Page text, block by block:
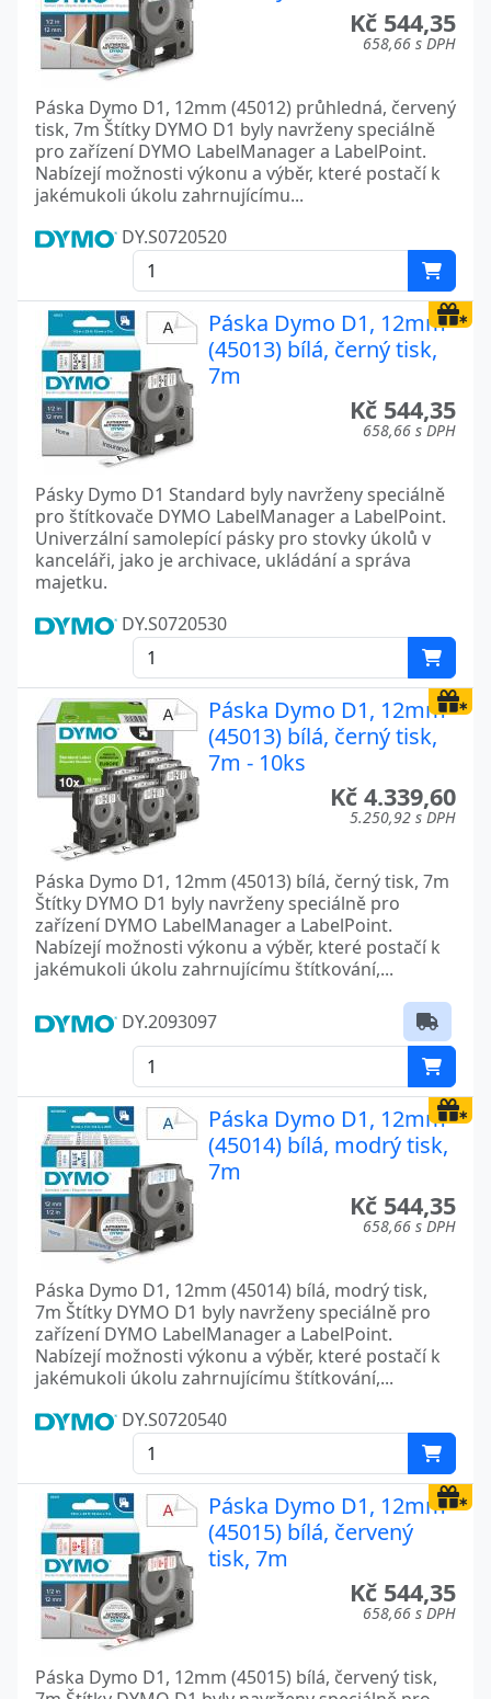
Kč 544,35
658,66 s DPH
Páska Dymo D1, 12mm (45012) průhledná, červený
tisk, 7m Štítky DYMO D1 byly navrženy speciálně
pro zařízení DYMO LabelManager a LabelPoint.
Nabízejí možnosti výkonu a výběr, které postačí k
jakémukoli úkolu zahrnujícímu...
DY.S0720520
Páska Dymo D1, 12mm
(45013) bílá, černý tisk,
7m
Kč 544,35
658,66 s DPH
Pásky Dymo D1 Standard byly navrženy speciálně
pro štítkovače DYMO LabelManager a LabelPoint.
Univerzální samolepící pásky pro stovky úkolů v
kanceláři, jako je archivace, ukládání a správa
majetku.
DY.S0720530
Páska Dymo D1, 12mm
(45013) bílá, černý tisk,
7m - 10ks
Kč 4.339,60
5.250,92 s DPH
Páska Dymo D1, 12mm (45013) bílá, černý tisk, 7m
Štítky DYMO D1 byly navrženy speciálně pro
zařízení DYMO LabelManager a LabelPoint.
Nabízejí možnosti výkonu a výběr, které postačí k
jakémukoli úkolu zahrnujícímu štítkování,...
DY.2093097
Páska Dymo D1, 12mm
(45014) bílá, modrý tisk,
7m
Kč 544,35
658,66 s DPH
Páska Dymo D1, 12mm (45014) bílá, modrý tisk,
7m Štítky DYMO D1 byly navrženy speciálně pro
zařízení DYMO LabelManager a LabelPoint.
Nabízejí možnosti výkonu a výběr, které postačí k
jakémukoli úkolu zahrnujícímu štítkování,...
DY.S0720540
Páska Dymo D1, 12mm
(45015) bílá, červený
tisk, 7m
Kč 544,35
658,66 s DPH
Páska Dymo D1, 12mm (45015) bílá, červený tisk,